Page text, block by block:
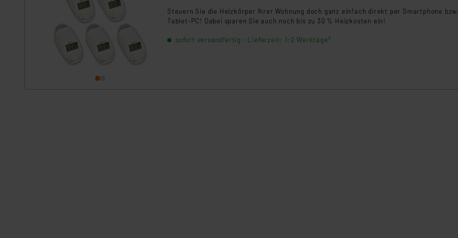
Steuern Sie die Heizkörper Ihrer Wohnung doch ganz einfach direkt per Smartphone bzw.
Tablet-PC! Dabei sparen Sie auch noch bis zu 30 % Heizkosten ein!
sofort versandfertig - Lieferzeit: 1-2 Werktage²